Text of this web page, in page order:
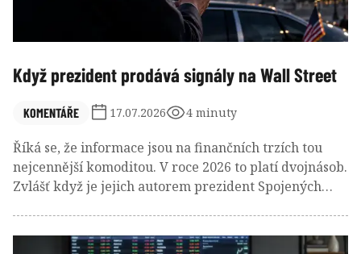
Když prezident prodává signály na Wall Street
KOMENTÁŘE 17.07.2026 4 minuty
Říká se, že informace jsou na finančních trzích tou
nejcennější komoditou. V roce 2026 to platí dvojnásob.
Zvlášť když je jejich autorem prezident Spojených
by ještě před pár lety působil jako satira. Dnes je to